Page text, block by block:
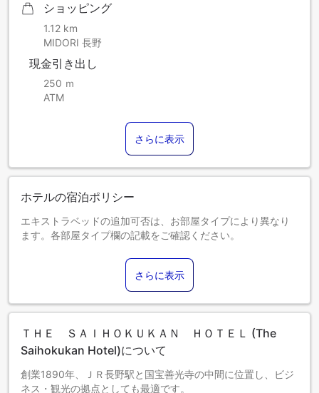
ショッピング
1.12 km
MIDORI 長野
現金引き出し
250 ｍ
ATM
さらに表示
ホテルの宿泊ポリシー
エキストラベッドの追加可否は、お部屋タイプにより異なり
ます。各部屋タイプ欄の記載をご確認ください。
さらに表示
ＴＨＥ ＳＡＩＨＯＫＵＫＡＮ ＨＯＴＥＬ (The
Saihokukan Hotel)について
創業1890年、ＪＲ長野駅と国宝善光寺の中間に位置し、ビジ
ネス・観光の拠点としても最適です。